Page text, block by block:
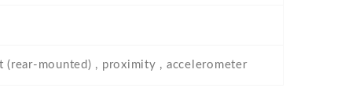
(rear-mounted) , proximity , accelerometer